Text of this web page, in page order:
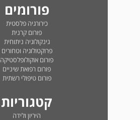
פורומים
כירורגיה פלסטית
פורום קרנית
גינקולוגיה ניתוחית
פרוקטולוגיה וטחורים
פורום אוקולופלסטיקה
פורום רפואת שיניים
פורום טיפולי רשתית
קטגוריות
היריון ולידה